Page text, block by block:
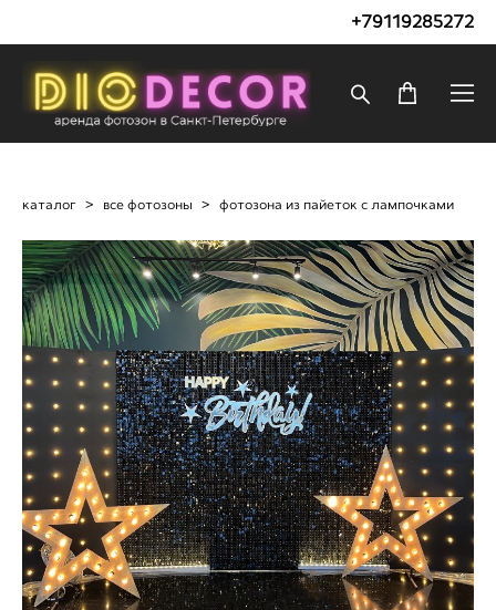
+79119285272
каталог > все фотозоны > фотозона из пайеток с лампочками